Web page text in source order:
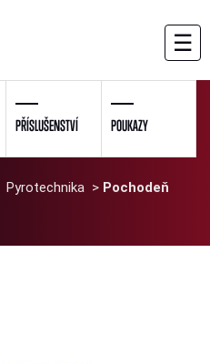
☰
PŘÍSLUŠENSTVÍ POUKAZY
Pyrotechnika > Pochodeň